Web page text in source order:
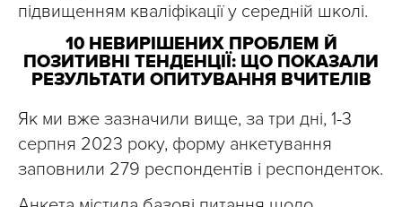
підвищенням кваліфікації у середній школі.
10 НЕВИРІШЕНИХ ПРОБЛЕМ Й
ПОЗИТИВНІ ТЕНДЕНЦІЇ: ЩО ПОКАЗАЛИ
РЕЗУЛЬТАТИ ОПИТУВАННЯ ВЧИТЕЛІВ
Як ми вже зазначили вище, за три дні, 1-3
серпня 2023 року, форму анкетування
заповнили 279 респондентів і респонденток.